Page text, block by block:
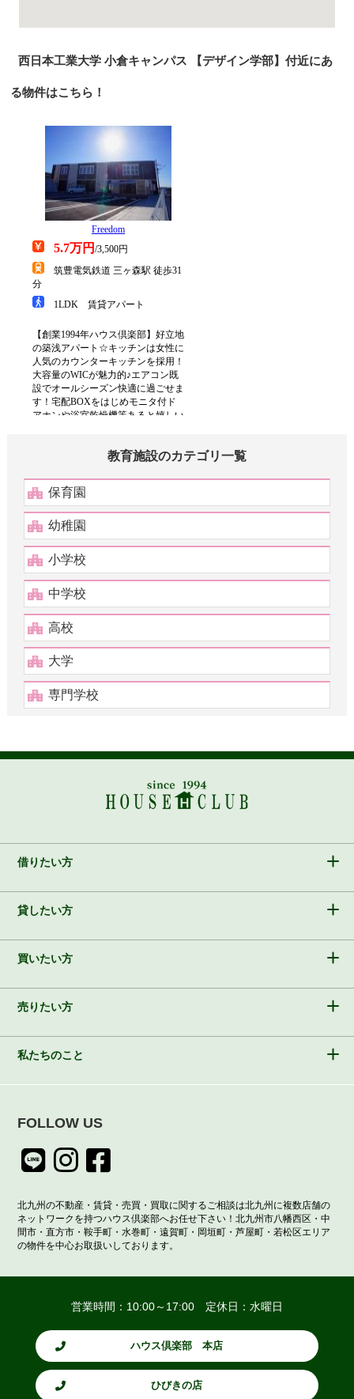
西日本工業大学 小倉キャンパス 【デザイン学部】付近にあ
る物件はこちら！
教育施設のカテゴリ一覧
保育園
幼稚園
小学校
中学校
高校
大学
専門学校
借りたい方
貸したい方
買いたい方
売りたい方
私たちのこと
FOLLOW US
北九州の不動産・賃貸・売買・買取に関するご相談は北九州に複数店舗の
ネットワークを持つハウス倶楽部へお任せ下さい！北九州市八幡西区・中
間市・直方市・鞍手町・水巻町・遠賀町・岡垣町・芦屋町・若松区エリア
の物件を中心お取扱いしております。
営業時間：10:00～17:00 定休日：水曜日
ハウス倶楽部 本店
ひびきの店